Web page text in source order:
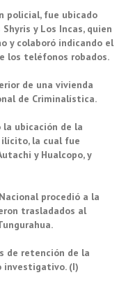
policial, fue ubicado
y Los Incas, quien
y colaboró indicando el
los teléfonos robados.
de una vivienda
de Criminalística.
la ubicación de la
la cual fue
y Hualcopo, y
procedió a la
trasladados al
de retención de la
investigativo. (I)